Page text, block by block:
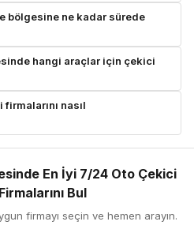
bölgesine ne kadar sürede
hangi araçlar için çekici
nasıl
En İyi 7/24 Oto Çekici
Bul
firmayı seçin ve hemen arayın.